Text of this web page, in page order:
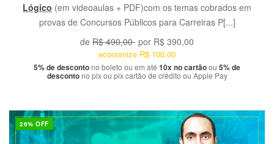
Lógico (em videoaulas + PDF)com os temas cobrados em
provas de Concursos Públicos para Carreiras P[...]
de R$ 490,00 por R$ 390,00
economize R$ 100,00
5% de descontono boleto ou em até 10x no cartãoou 5% de
descontono pix ou pix cartão de crédito ou Apple Pay
26% OFF